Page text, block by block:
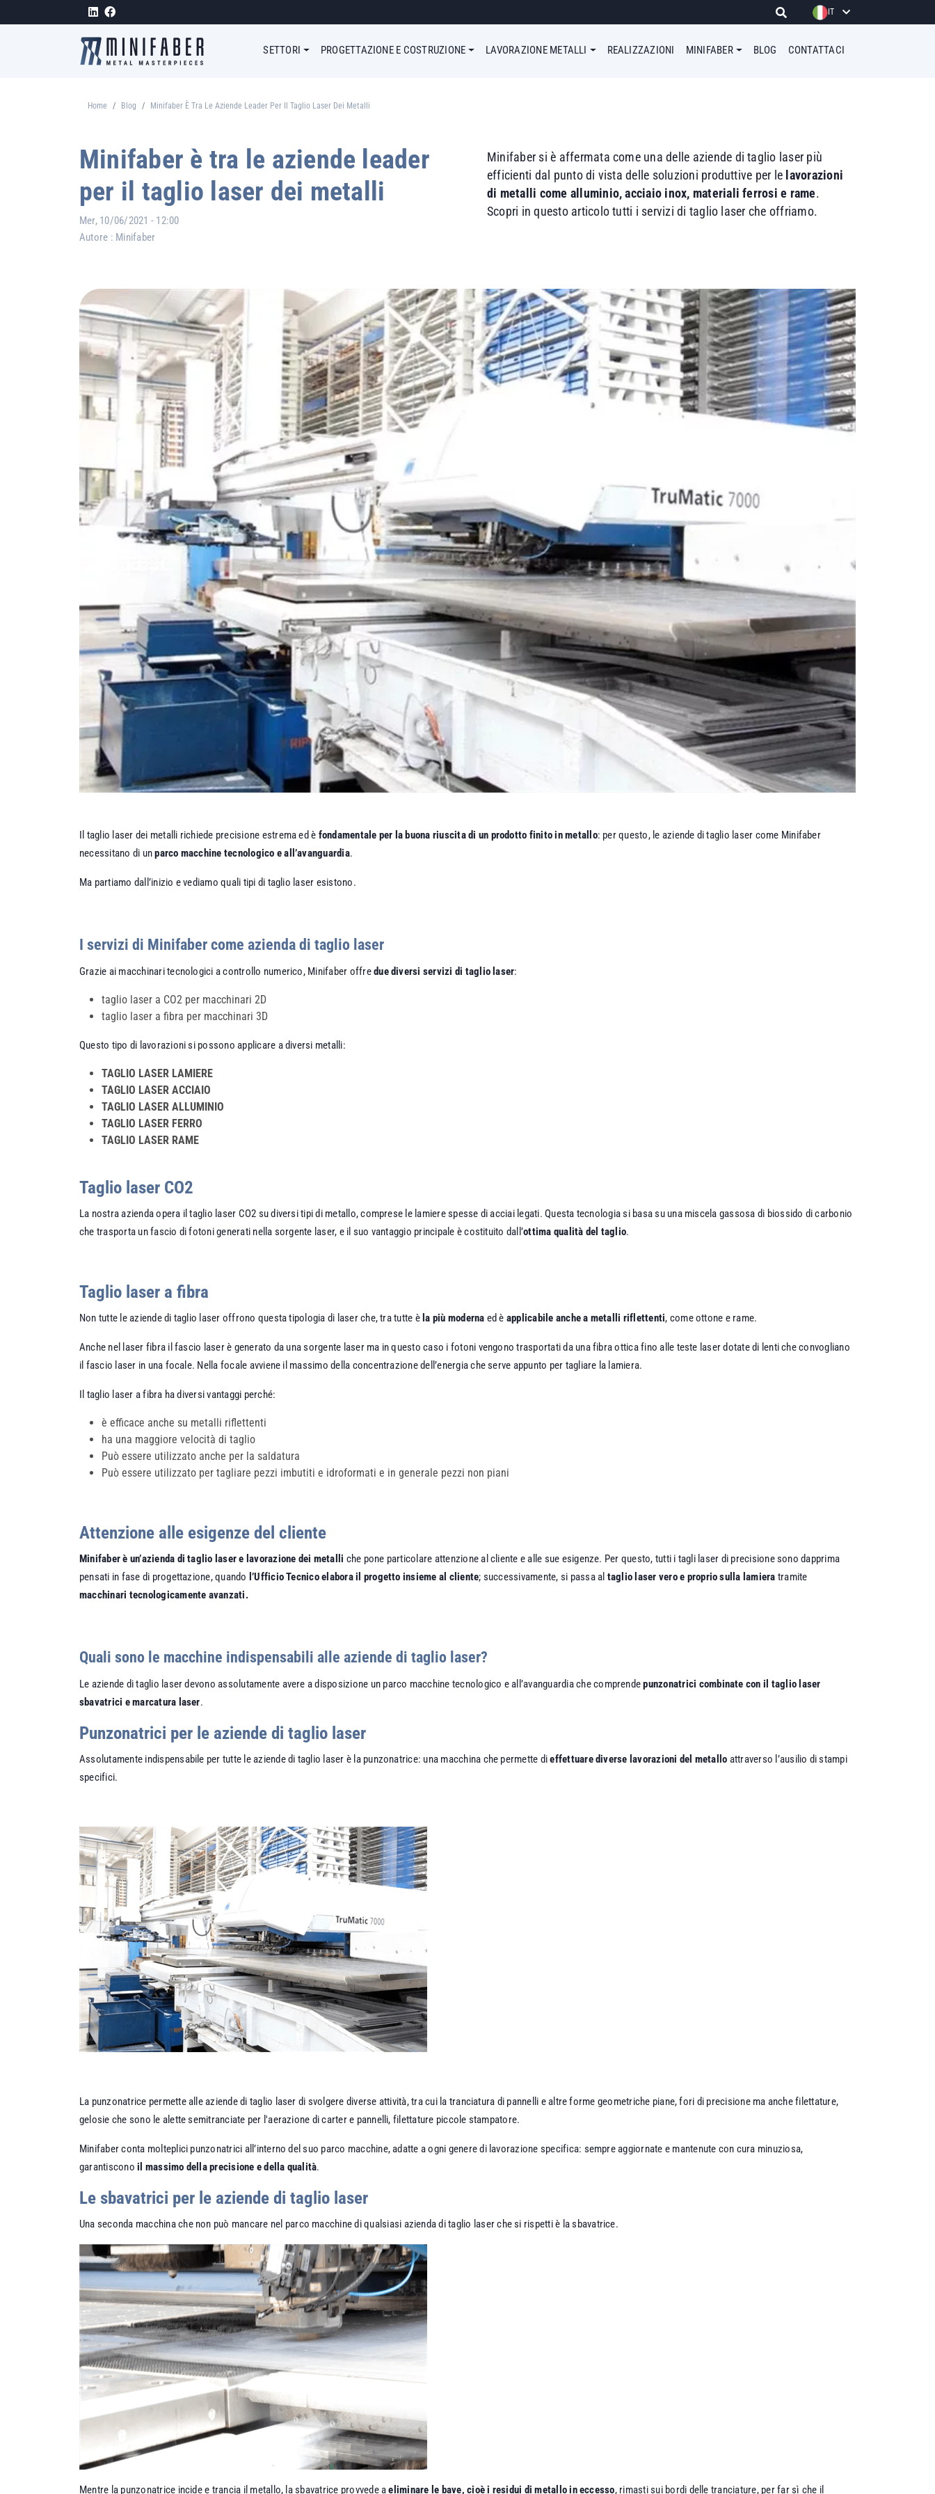
Salta al contenuto principale IT
SETTORI PROGETTAZIONE E COSTRUZIONE LAVORAZIONE METALLI REALIZZAZIONI MINIFABER BLOG CONTATTACI
Briciole di pane
Home Blog Minifaber È Tra Le Aziende Leader Per Il Taglio Laser Dei Metalli
Minifaber è tra le aziende leader
per il taglio laser dei metalli
Mer, 10/06/2021 - 12:00
Autore : Minifaber
Minifaber si è affermata come una delle aziende di taglio laser più
efficienti dal punto di vista delle soluzioni produttive per le lavorazioni
di metalli come alluminio, acciaio inox, materiali ferrosi e rame.
Scopri in questo articolo tutti i servizi di taglio laser che offriamo.
Il taglio laser dei metalli richiede precisione estrema ed è fondamentale per la buona riuscita di un prodotto finito in metallo: per questo, le aziende di taglio laser come Minifaber
necessitano di unparco macchine tecnologico e all’avanguardia.
Ma partiamo dall’inizio e vediamo quali tipi di taglio laser esistono.
I servizi di Minifaber come azienda di taglio laser
Grazie ai macchinari tecnologici a controllo numerico, Minifaber offredue diversi servizi di taglio laser:
taglio laser a CO2 per macchinari 2D
taglio laser a fibra per macchinari 3D
Questo tipo di lavorazioni si possono applicare a diversi metalli:
TAGLIO LASER LAMIERE
TAGLIO LASER ACCIAIO
TAGLIO LASER ALLUMINIO
TAGLIO LASER FERRO
TAGLIO LASER RAME
Taglio laser CO2
La nostra azienda opera il taglio laser CO2 su diversi tipi di metallo, comprese le lamiere spesse di acciai legati. Questa tecnologia si basa su una miscela gassosa di biossido di carbonio
che trasporta un fascio di fotoni generati nella sorgente laser, e il suo vantaggio principale è costituito dall’ottima qualità del taglio.
Taglio laser a fibra
Non tutte le aziende di taglio laser offrono questa tipologia di laser che, tra tutte è la più moderna ed è applicabile anche a metalli riflettenti, come ottone e rame.
Anche nel laser fibra il fascio laser è generato da una sorgente laser ma in questo caso i fotoni vengono trasportati da una fibra ottica fino alle teste laser dotate di lenti che convogliano
il fascio laser in una focale. Nella focale avviene il massimo della concentrazione dell’energia che serve appunto per tagliare la lamiera.
Il taglio laser a fibra ha diversi vantaggi perché:
è efficace anche su metalli riflettenti
ha una maggiore velocità di taglio
Può essere utilizzato anche per la saldatura
Può essere utilizzato per tagliare pezzi imbutiti e idroformati e in generale pezzi non piani
Attenzione alle esigenze del cliente
Minifaber è un’azienda ditaglio laser e lavorazione dei metalli che pone particolare attenzione al cliente e alle sue esigenze. Per questo, tutti i tagli laser di precisione sono dapprima
pensati in fase di progettazione, quando l’Ufficio Tecnico elabora il progetto insieme al cliente; successivamente, si passa al taglio laser vero e proprio sulla lamiera tramite
macchinari tecnologicamente avanzati.
Quali sono le macchine indispensabili alle aziende di taglio laser?
Le aziende di taglio laser devono assolutamente avere a disposizione un parco macchine tecnologico e all’avanguardia che comprendepunzonatrici combinate con il taglio laser
sbavatrici e marcatura laser.
Punzonatrici per le aziende di taglio laser
Assolutamente indispensabile per tutte le aziende di taglio laser è la punzonatrice: una macchina che permette dieffettuare diverse lavorazioni del metallo attraverso l’ausilio di stampi
specifici.
La punzonatrice permette alle aziende di taglio laser di svolgere diverse attività, tra cui la tranciatura di pannelli e altre forme geometriche piane, fori di precisione ma anche filettature,
gelosie che sono le alette semitranciate per l'aerazione di carter e pannelli, filettature piccole stampatore.
Minifaber conta molteplici punzonatrici all’interno del suo parco macchine, adatte a ogni genere di lavorazione specifica: sempre aggiornate e mantenute con cura minuziosa,
garantisconoil massimo della precisione e della qualità.
Le sbavatrici per le aziende di taglio laser
Una seconda macchina che non può mancare nel parco macchine di qualsiasi azienda di taglio laser che si rispetti è la sbavatrice.
Mentre la punzonatrice incide e trancia il metallo, la sbavatrice provvede aeliminare le bave, cioè i residui di metallo in eccesso, rimasti sui bordi delle tranciature, per far sì che il